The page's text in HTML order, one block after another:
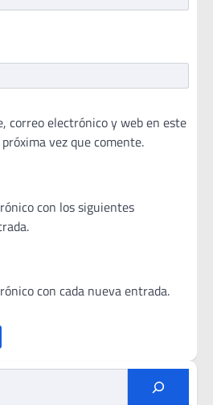
correo electrónico y web en este
vez que comente.
con los siguientes
con cada nueva entrada.